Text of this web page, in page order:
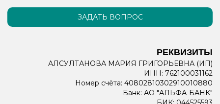
ЗАДАТЬ ВОПРОС
РЕКВИЗИТЫ
АЛСУЛТАНОВА МАРИЯ ГРИГОРЬЕВНА (ИП)
ИНН: 762100031162
Номер счёта: 40802810302910010880
Банк: АО "АЛЬФА-БАНК"